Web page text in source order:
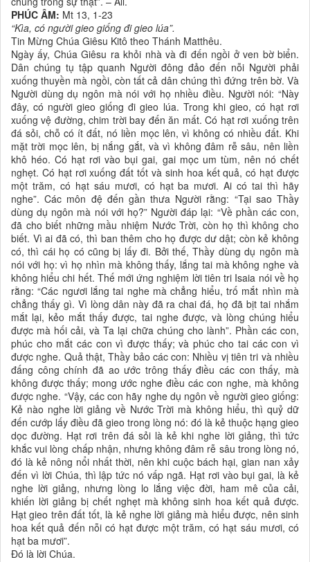
PHÚC ÂM: Mt 13, 1-23
“Kìa, có người gieo giống đi gieo lúa”.
Tin Mừng Chúa Giêsu Kitô theo Thánh Matthêu.
Ngày ấy, Chúa Giêsu ra khỏi nhà và đi đến ngồi ở ven bờ biển.
Dân chúng tụ tập quanh Người đông đảo đến nỗi Người phải
xuống thuyền mà ngồi, còn tất cả dân chúng thì đứng trên bờ. Và
Người dùng dụ ngôn mà nói với họ nhiều điều. Người nói: “Này
đây, có người gieo giống đi gieo lúa. Trong khi gieo, có hạt rơi
xuống vệ đường, chim trời bay đến ăn mất. Có hạt rơi xuống trên
đá sỏi, chỗ có ít đất, nó liền mọc lên, vì không có nhiều đất. Khi
mặt trời mọc lên, bị nắng gắt, và vì không đâm rễ sâu, nên liền
khô héo. Có hạt rơi vào bụi gai, gai mọc um tùm, nên nó chết
nghẹt. Có hạt rơi xuống đất tốt và sinh hoa kết quả, có hạt được
một trăm, có hạt sáu mươi, có hạt ba mươi. Ai có tai thì hãy
nghe”. Các môn đệ đến gần thưa Người rằng: “Tại sao Thầy
dùng dụ ngôn mà nói với họ?” Người đáp lại: “Về phần các con,
đã cho biết những mầu nhiệm Nước Trời, còn họ thì không cho
biết. Vì ai đã có, thì ban thêm cho họ được dư dật; còn kẻ không
có, thì cái họ có cũng bị lấy đi. Bởi thế, Thầy dùng dụ ngôn mà
nói với họ: vì họ nhìn mà không thấy, lắng tai mà không nghe và
không hiểu chi hết. Thế mới ứng nghiệm lời tiên tri Isaia nói về họ
rằng: “Các ngươi lắng tai nghe mà chẳng hiểu, trố mắt nhìn mà
chẳng thấy gì. Vì lòng dân này đã ra chai đá, họ đã bịt tai nhắm
mắt lại, kẻo mắt thấy được, tai nghe được, và lòng chúng hiểu
được mà hối cải, và Ta lại chữa chúng cho lành”. Phần các con,
phúc cho mắt các con vì được thấy; và phúc cho tai các con vì
được nghe. Quả thật, Thầy bảo các con: Nhiều vị tiên tri và nhiều
đấng công chính đã ao ước trông thấy điều các con thấy, mà
không được thấy; mong ước nghe điều các con nghe, mà không
được nghe. “Vậy, các con hãy nghe dụ ngôn về người gieo giống:
Kẻ nào nghe lời giảng về Nước Trời mà không hiểu, thì quỷ dữ
đến cướp lấy điều đã gieo trong lòng nó: đó là kẻ thuộc hạng gieo
dọc đường. Hạt rơi trên đá sỏi là kẻ khi nghe lời giảng, thì tức
khắc vui lòng chấp nhận, nhưng không đâm rễ sâu trong lòng nó,
đó là kẻ nông nổi nhất thời, nên khi cuộc bách hại, gian nan xảy
đến vì lời Chúa, thì lập tức nó vấp ngã. Hạt rơi vào bụi gai, là kẻ
nghe lời giảng, nhưng lòng lo lắng việc đời, ham mê của cải,
khiến lời giảng bị chết nghẹt mà không sinh hoa kết quả được.
Hạt gieo trên đất tốt, là kẻ nghe lời giảng mà hiểu được, nên sinh
hoa kết quả đến nỗi có hạt được một trăm, có hạt sáu mươi, có
hạt ba mươi”.
Đó là lời Chúa.